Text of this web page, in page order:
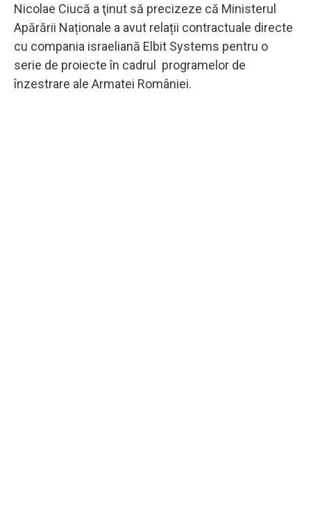
Nicolae Ciucă a ţinut să precizeze că Ministerul
Apărării Naționale a avut relații contractuale directe
cu compania israeliană Elbit Systems pentru o
serie de proiecte în cadrul programelor de
înzestrare ale Armatei României.